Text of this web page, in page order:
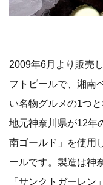
2009年6月より販売
フトビールで、湘南
い名物グルメの1つと
地元神奈川県が12年
南ゴールド」を使用
ールです。製造は神
「サンクトガーレン